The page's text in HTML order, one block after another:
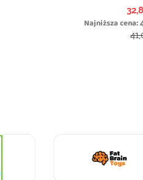
Najniższa cena: